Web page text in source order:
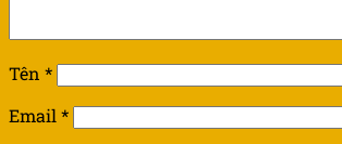
Tên *
Email*